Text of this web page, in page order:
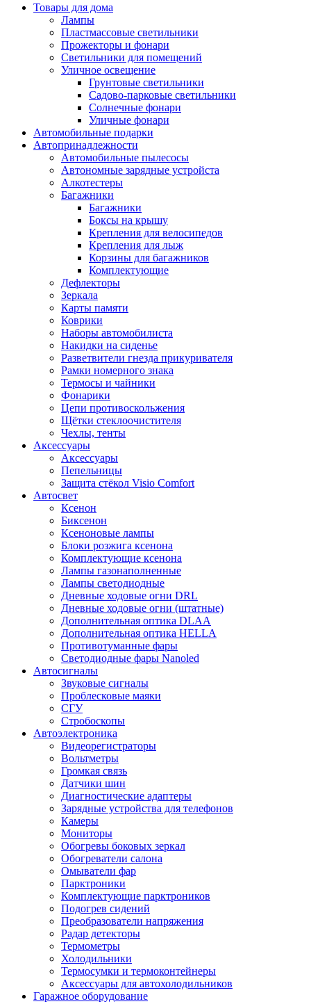
Товары для дома
Лампы
Пластмассовые светильники
Прожекторы и фонари
Светильники для помещений
Уличное освещение
Грунтовые светильники
Садово-парковые светильники
Солнечные фонари
Уличные фонари
Автомобильные подарки
Автопринадлежности
Автомобильные пылесосы
Автономные зарядные устройста
Алкотестеры
Багажники
Багажники
Боксы на крышу
Крепления для велосипедов
Крепления для лыж
Корзины для багажников
Комплектующие
Дефлекторы
Зеркала
Карты памяти
Коврики
Наборы автомобилиста
Накидки на сиденье
Разветвители гнезда прикуривателя
Рамки номерного знака
Термосы и чайники
Фонарики
Цепи противоскольжения
Щётки стеклоочистителя
Чехлы, тенты
Аксессуары
Аксессуары
Пепельницы
Защита стёкол Visio Comfort
Автосвет
Ксенон
Биксенон
Ксеноновые лампы
Блоки розжига ксенона
Комплектующие ксенона
Лампы газонаполненные
Лампы светодиодные
Дневные ходовые огни DRL
Дневные ходовые огни (штатные)
Дополнительная оптика DLAA
Дополнительная оптика HELLA
Противотуманные фары
Светодиодные фары Nanoled
Автосигналы
Звуковые сигналы
Проблесковые маяки
СГУ
Стробоскопы
Автоэлектроника
Видеорегистраторы
Вольтметры
Громкая связь
Датчики шин
Диагностические адаптеры
Зарядные устройства для телефонов
Камеры
Мониторы
Обогревы боковых зеркал
Обогреватели салона
Омыватели фар
Парктроники
Комплектующие парктроников
Подогрев сидений
Преобразователи напряжения
Радар детекторы
Термометры
Холодильники
Термосумки и термоконтейнеры
Аксессуары для автохолодильников
Гаражное оборудование